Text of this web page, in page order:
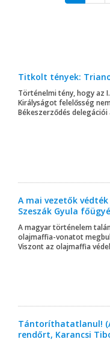
Titkolt tények:
Történelmi tény, hogy az
Királyságot felelősség
Békeszerződés
A mai vezetők
Szeszák Gyula
A magyar történelem
olajmaffia-vonatot
Viszont az olajmaffia
Tántoríthatatlanul!
rendőrt, Karancsi